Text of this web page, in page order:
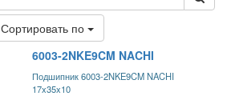
Сортировать по
6003-2NKE9CM NACHI
Подшипник 6003-2NKE9CM NACHI
17x35x10